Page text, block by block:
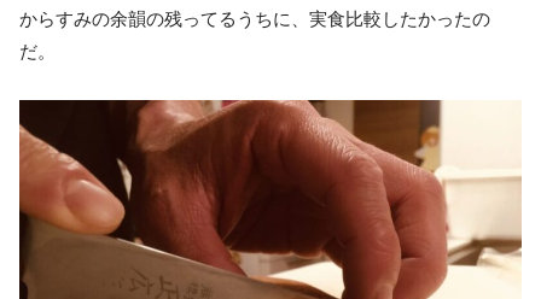
からすみの余韻の残ってるうちに、実食比較したかったの
だ。